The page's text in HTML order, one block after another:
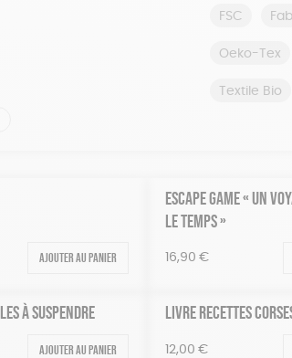
FSC
Oeko-Tex
Textile Bio
Ajouter au panier
ESCAPE GAME « UN
LE TEMPS »
16,90 €
À SUSPENDRE
Ajouter au panier
LIVRE RECETTES
12,00 €